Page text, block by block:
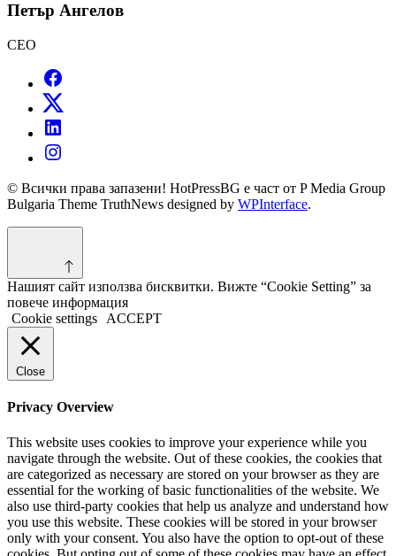
Петър Ангелов
CEO
© Всички права запазени! HotPressBG е част от P Media Group
Bulgaria Theme TruthNews designed by WPInterface.
Нашият сайт използва бисквитки. Вижте “Cookie Setting” за
повече информация
Cookie settings
ACCEPT
Close
Privacy Overview
This website uses cookies to improve your experience while you
navigate through the website. Out of these cookies, the cookies that
are categorized as necessary are stored on your browser as they are
essential for the working of basic functionalities of the website. We
also use third-party cookies that help us analyze and understand how
you use this website. These cookies will be stored in your browser
only with your consent. You also have the option to opt-out of these